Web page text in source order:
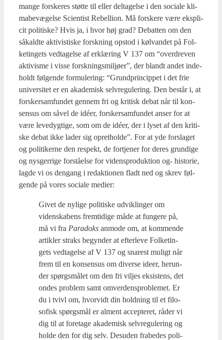
man­ge for­ske­res støt­te til eller del­ta­gel­se i den soci­a­le kli­
ma­be­væ­gel­se Sci­en­tist Rebel­li­on. Må for­ske­re være eks­pli­
cit poli­ti­ske? Hvis ja, i hvor høj grad? Debat­ten om den
såkald­te akti­vis­tis­ke forsk­ning opstod i kølvan­det på Fol­
ke­tin­gets ved­ta­gel­se af erklæ­ring V 137 om “over­dre­ven
akti­vis­me i vis­se forsk­nings­mil­jø­er”, der blandt andet inde­
holdt føl­gen­de for­mu­le­ring: “Grund­prin­cip­pet i det frie
uni­ver­si­tet er en aka­de­misk selv­re­gu­le­ring. Den består i, at
for­sker­sam­fun­det gen­nem fri og kri­tisk debat når til kon­
sensus om såvel de idéer, for­sker­sam­fun­det anser for at
være leve­dyg­ti­ge, som om de idéer, der i lyset af den kri­ti­
ske debat ikke lader sig opret­hol­de”. For at yde for­sla­get
og poli­ti­ker­ne den respekt, de fortje­ner for deres grun­di­ge
og nys­ger­ri­ge for­stå­el­se for videnspro­duk­tion og- histo­rie,
lag­de vi os den­gang i redak­tio­nen fladt ned og skrev føl­
gen­de på vores soci­a­le medi­er:
Givet de nyli­ge poli­ti­ske udvik­lin­ger om
viden­ska­bens frem­ti­di­ge måde at fun­ge­re på,
må vi fra Para­doks anmo­de om, at kom­men­de
artik­ler straks begyn­der at efter­le­ve Fol­ke­tin­
gets ved­ta­gel­se af V 137 og sna­rest muligt når
frem til en kon­sensus om diver­se ide­er, her­un­
der spørgs­må­let om den fri vil­jes eksi­stens, det
ondes pro­blem samt omver­denspro­ble­met. Er
du i tvivl om, hvor­vidt din hold­ning til et filo­
so­fisk spørgs­mål er alment accep­te­ret, råder vi
dig til at fore­ta­ge aka­de­misk selv­re­gu­le­ring og
hol­de den for dig selv. Des­u­den fra­be­des poli­